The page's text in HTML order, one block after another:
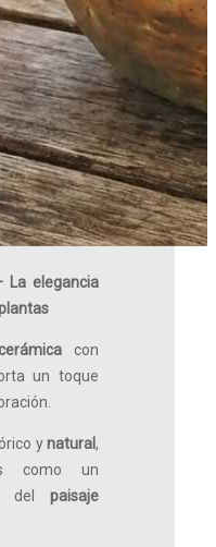
La elegancia
con
un toque
ynatural,
como un
del paisaje